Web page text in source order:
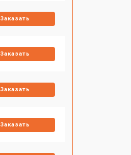
Заказать
Заказать
Заказать
Заказать